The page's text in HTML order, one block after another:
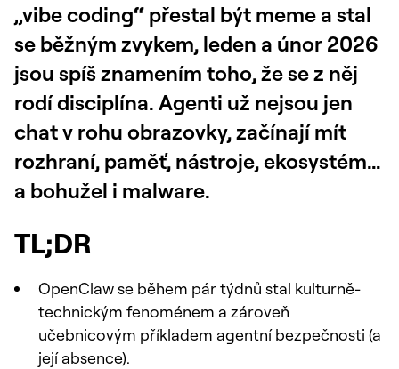
„vibe coding“přestal být meme a stal
se běžným zvykem, leden a únor 2026
jsou spíš znamením toho, že se z něj
rodí disciplína. Agenti už nejsou jen
chat v rohu obrazovky, začínají mít
rozhraní, paměť, nástroje, ekosystém…
a bohužel i malware.
TL;DR
OpenClaw se během pár týdnů stal kulturně-
technickým fenoménem a zároveň
učebnicovým příkladem agentní bezpečnosti (a
její absence).